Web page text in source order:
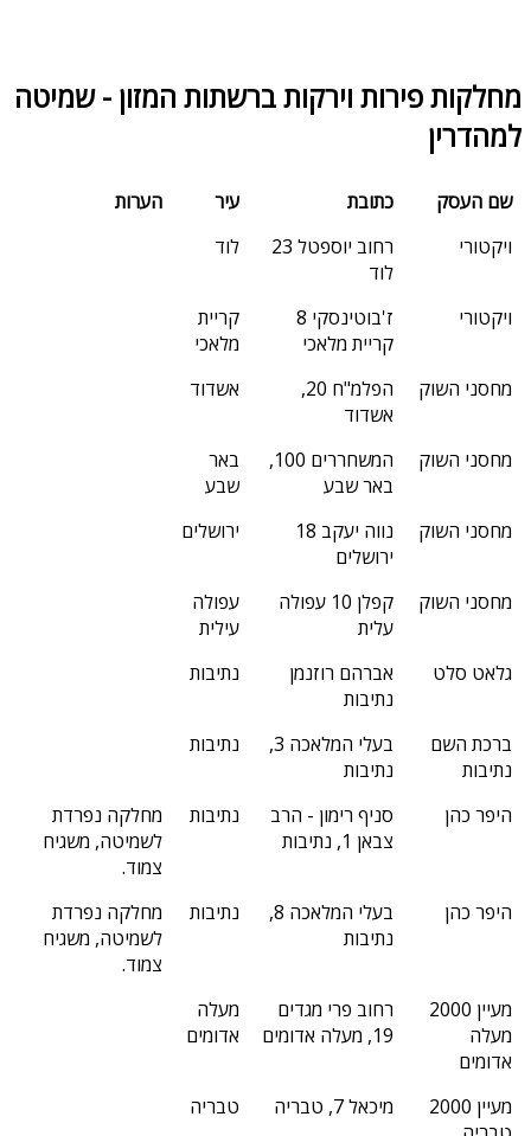
מחלקות פירות וירקות ברשתות המזון - שמיטה
למהדרין
שם העסק כתובת עיר
הערות
ויקטורי
רחוב יוספטל 23
לוד
לוד
ויקטורי
ז'בוטינסקי 8
קריית מלאכי
קריית
מלאכי
מחסני השוק
הפלמ"ח 20,
אשדוד
אשדוד
מחסני השוק
המשחררים 100,
באר שבע
באר
שבע
מחסני השוק
נווה יעקב 18
ירושלים
ירושלים
מחסני השוק
קפלן 10 עפולה
עלית
עפולה
עילית
גלאט סלט
אברהם רוזנמן
נתיבות
נתיבות
ברכת השם
נתיבות
בעלי המלאכה 3,
נתיבות
נתיבות
היפר כהן
סניף רימון - הרב
צבאן 1, נתיבות
נתיבות
מחלקה נפרדת
לשמיטה, משגיח
צמוד.
היפר כהן
בעלי המלאכה 8,
נתיבות
נתיבות
מחלקה נפרדת
לשמיטה, משגיח
צמוד.
מעיין 2000
מעלה
אדומים
רחוב פרי מגדים
19, מעלה אדומים
מעלה
אדומים
מעיין 2000
מיכאל 7, טבריה טבריה